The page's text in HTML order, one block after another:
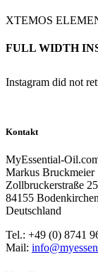
XTEMOS
FULL WIDTH
Instagram did not
Kontakt
MyEssential-
Markus Bruckmeier
Zollbruckerstraße 25
84155 Bodenkirchen
Deutschland
Tel.: +49 (0) 8741
Mail: